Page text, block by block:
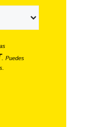
. Puedes